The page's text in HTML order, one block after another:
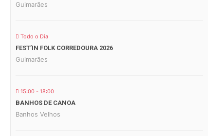
Guimarães
Todo o Dia
FEST’IN FOLK CORREDOURA 2026
Guimarães
15:00 - 18:00
BANHOS DE CANOA
Banhos Velhos